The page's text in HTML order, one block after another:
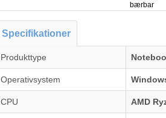
bærbar
Specifikationer
Produkttype
Operativsystem
CPU AMD